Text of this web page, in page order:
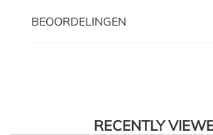
BEOORDELINGEN
RECENTLY